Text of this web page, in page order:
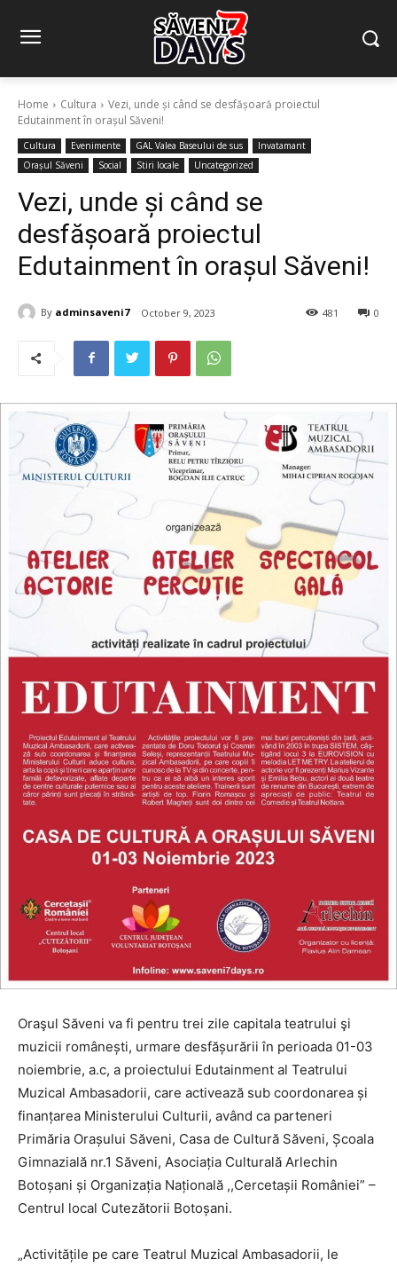
Home Cultura
Vezi, unde și când se desfășoară proiectul
Edutainment în orașul Săveni!
Cultura Evenimente GAL Valea Baseului de sus
Invatamant
Orașul Săveni
Social Stiri locale Uncategorized
Vezi, unde și când se
desfășoară proiectul
Edutainment în orașul Săveni!
By adminsaveni7 October 9, 2023 0
481
Oraşul Săveni va fi pentru trei zile capitala teatrului şi
muzicii românești, urmare desfășurării în perioada 01-03
noiembrie, a.c, a proiectului Edutainment al Teatrului
Muzical Ambasadorii, care activează sub coordonarea și
finanțarea Ministerului Culturii, având ca parteneri
Primăria Orașului Săveni, Casa de Cultură Săveni, Școala
Gimnazială nr.1 Săveni, Asociația Culturală Arlechin
Botoșani și Organizația Națională ,,Cercetașii României” –
Centrul local Cutezătorii Botoșani.
„Activitățile pe care Teatrul Muzical Ambasadorii, le